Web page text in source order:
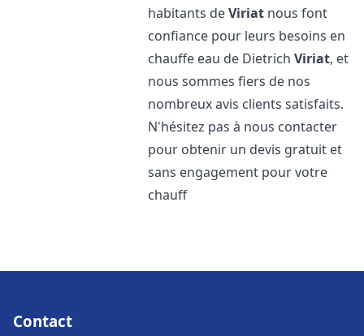
habitants deViriat nous font
confiance pour leurs besoins en
chauffe eau de DietrichViriat, et
nous sommes fiers de nos
nombreux avis clients satisfaits.
N'hésitez pas à nous contacter
pour obtenir un devis gratuit et
sans engagement pour votre
chauff
Contact